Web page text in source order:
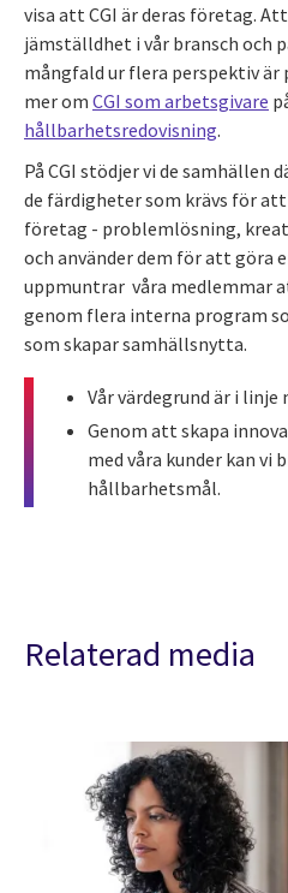
visa att CGI är deras företag.
jämställdhet i vår bransch och
mångfald ur flera perspektiv är
mer om CGI som arbetsgivare
hållbarhetsredovisning.
På CGI stödjer vi de samhällen
de färdigheter som krävs för
företag - problemlösning,
och använder dem för att göra
uppmuntrar våra medlemmar
genom flera interna program
som skapar samhällsnytta.
Vår värdegrund är i linje
Genom att skapa
med våra kunder kan vi
hållbarhetsmål.
Relaterad media